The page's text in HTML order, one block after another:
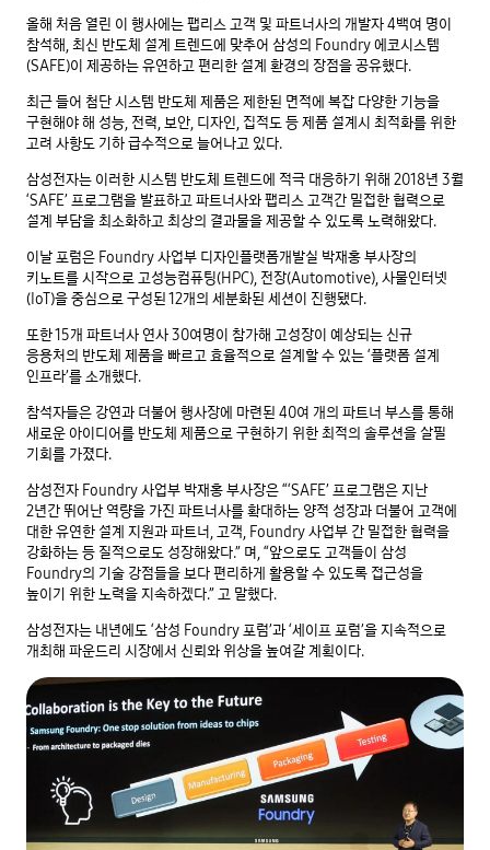
올해 처음 열린 이 행사에는 팹리스 고객 및 파트너사의 개발자 4백여 명이
참석해, 최신 반도체 설계 트렌드에 맞추어 삼성의 Foundry 에코시스템
(SAFE)이 제공하는 유연하고 편리한 설계 환경의 장점을 공유했다.
최근 들어 첨단 시스템 반도체 제품은 제한된 면적에 복잡 다양한 기능을
구현해야 해 성능, 전력, 보안, 디자인, 집적도 등 제품 설계시 최적화를 위한
고려 사항도 기하 급수적으로 늘어나고 있다.
삼성전자는 이러한 시스템 반도체 트렌드에 적극 대응하기 위해 2018년 3월
‘SAFE’ 프로그램을 발표하고 파트너사와 팹리스 고객간 밀접한 협력으로
설계 부담을 최소화하고 최상의 결과물을 제공할 수 있도록 노력해왔다.
이날 포럼은 Foundry 사업부 디자인플랫폼개발실 박재홍 부사장의
키노트를 시작으로 고성능컴퓨팅(HPC), 전장(Automotive), 사물인터넷
(IoT)을 중심으로 구성된 12개의 세분화된 세션이 진행됐다.
또한 15개 파트너사 연사 30여명이 참가해 고성장이 예상되는 신규
응용처의 반도체 제품을 빠르고 효율적으로 설계할 수 있는 ‘플랫폼 설계
인프라’를 소개했다.
참석자들은 강연과 더불어 행사장에 마련된 40여 개의 파트너 부스를 통해
새로운 아이디어를 반도체 제품으로 구현하기 위한 최적의 솔루션을 살필
기회를 가졌다.
삼성전자 Foundry 사업부 박재홍 부사장은 “‘SAFE’ 프로그램은 지난
2년간 뛰어난 역량을 가진 파트너사를 확대하는 양적 성장과 더불어 고객에
대한 유연한 설계 지원과 파트너, 고객, Foundry 사업부 간 밀접한 협력을
강화하는 등 질적으로도 성장해왔다.” 며, “앞으로도 고객들이 삼성
Foundry의 기술 강점들을 보다 편리하게 활용할 수 있도록 접근성을
높이기 위한 노력을 지속하겠다.” 고 말했다.
삼성전자는 내년에도 ‘삼성 Foundry 포럼’과 ‘세이프 포럼’을 지속적으로
개최해 파운드리 시장에서 신뢰와 위상을 높여갈 계획이다.